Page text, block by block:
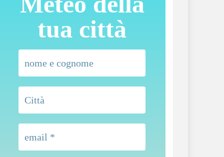
tua città